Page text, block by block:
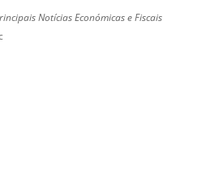
Notícias Económicas e Fiscais